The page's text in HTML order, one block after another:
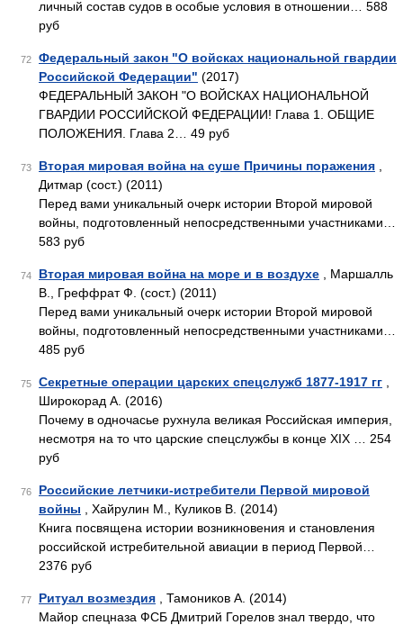
личный состав судов в особые условия в отношении… 588
руб
72
Федеральный закон "О войсках национальной гвардии
Российской Федерации" (2017)
ФЕДЕРАЛЬНЫЙ ЗАКОН "О ВОЙСКАХ НАЦИОНАЛЬНОЙ
ГВАРДИИ РОССИЙСКОЙ ФЕДЕРАЦИИ! Глава 1. ОБЩИЕ
ПОЛОЖЕНИЯ. Глава 2… 49 руб
73 Вторая мировая война на суше Причины поражения
Дитмар (сост.) (2011)
Перед вами уникальный очерк истории Второй мировой
войны, подготовленный непосредственными участниками…
583 руб
74 Вторая мировая война на море и в воздухе , Маршалль
В., Греффрат Ф. (сост.) (2011)
Перед вами уникальный очерк истории Второй мировой
войны, подготовленный непосредственными участниками…
485 руб
75 Секретные операции царских спецслужб 1877-1917 гг
Широкорад А. (2016)
Почему в одночасье рухнула великая Российская империя,
несмотря на то что царские спецслужбы в конце XIX … 254
руб
76
Российские летчики-истребители Первой мировой
войны , Хайрулин М., Куликов В. (2014)
Книга посвящена истории возникновения и становления
российской истребительной авиации в период Первой…
2376 руб
77 Ритуал возмездия , Тамоников А. (2014)
Майор спецназа ФСБ Дмитрий Горелов знал твердо, что